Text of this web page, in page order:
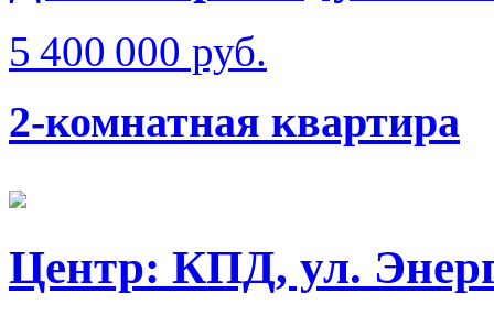
5 400 000 руб.
2-комнатная квартира
Центр: КПД, ул.